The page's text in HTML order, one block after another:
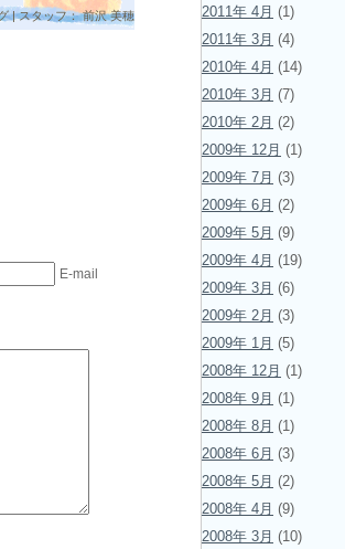
| スタッフ： 前沢 美穂
E-mail
2011年 4月 (1)
2011年 3月 (4)
2010年 4月 (14)
2010年 3月 (7)
2010年 2月 (2)
2009年 12月 (1)
2009年 7月 (3)
2009年 6月 (2)
2009年 5月 (9)
2009年 4月 (19)
2009年 3月 (6)
2009年 2月 (3)
2009年 1月 (5)
2008年 12月 (1)
2008年 9月 (1)
2008年 8月 (1)
2008年 6月 (3)
2008年 5月 (2)
2008年 4月 (9)
2008年 3月 (10)